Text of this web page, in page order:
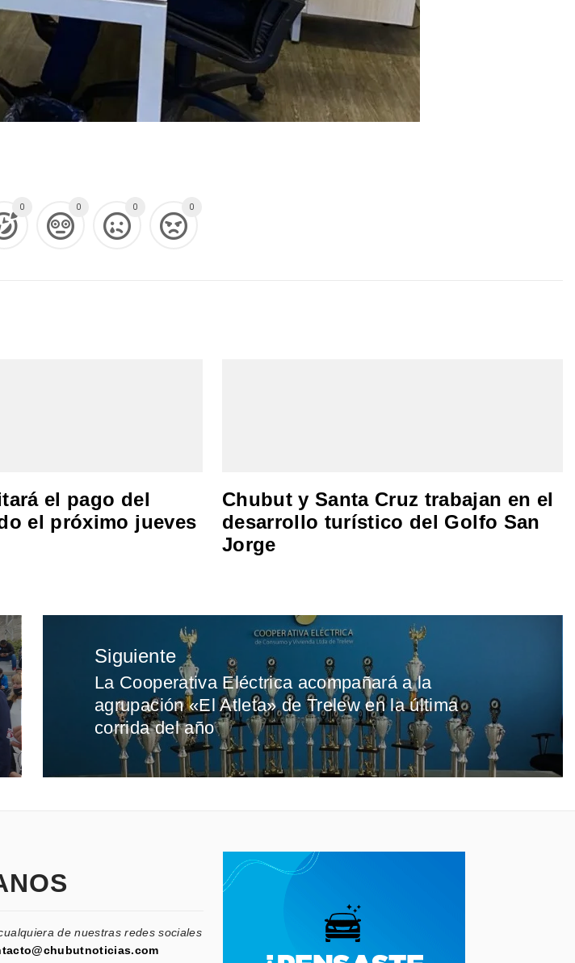
0 0 0 0
el pago del
el próximo jueves
Chubut y Santa Cruz trabajan en el
desarrollo turístico del Golfo San
Jorge
Siguiente
Entrada
siguiente:
La Cooperativa Eléctrica acompañará a la
agrupación «El Atleta» de Trelew en la última
corrida del año
de nuestras redes sociales